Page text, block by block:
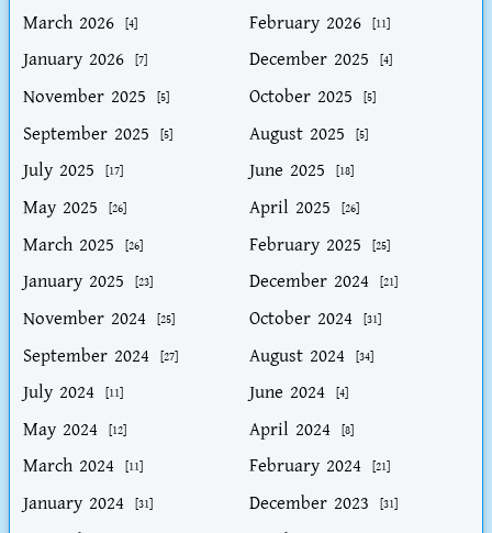
March 2026 [4] February 2026 [11]
January 2026 [7] December 2025 [4]
November 2025 [5] October 2025 [5]
September 2025 [5] August 2025 [5]
July 2025 [17] June 2025 [18]
May 2025 [26] April 2025 [26]
March 2025 [26] February 2025 [25]
January 2025 [23] December 2024 [21]
November 2024 [25] October 2024 [31]
September 2024 [27] August 2024 [34]
July 2024 [11] June 2024 [4]
May 2024 [12] April 2024 [8]
March 2024 [11] February 2024 [21]
January 2024 [31] December 2023 [31]